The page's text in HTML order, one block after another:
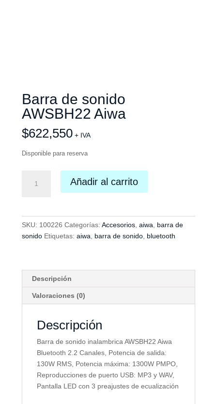
Barra de sonido
AWSBH22 Aiwa
$622,550 + IVA
Disponible para reserva
Añadir al carrito
SKU: 100226 Categorías: Accesorios, aiwa, barra de
sonido Etiquetas: aiwa, barra de sonido, bluetooth
Descripción
Valoraciones (0)
Descripción
Barra de sonido inalambrica AWSBH22 Aiwa
Bluetooth 2.2 Canales, Potencia de salida:
130W RMS, Potencia máxima: 1300W PMPO,
Reproducciones de puerto USB: MP3 y WAV,
Pantalla LED con 3 preajustes de ecualización